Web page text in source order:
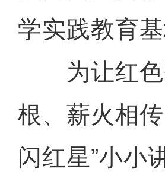
学实践教育
为让红色
根、薪火相
闪红星”小小